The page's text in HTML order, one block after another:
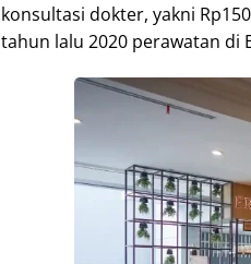
konsultasi dokter, yakni
tahun lalu 2020 perawatan di